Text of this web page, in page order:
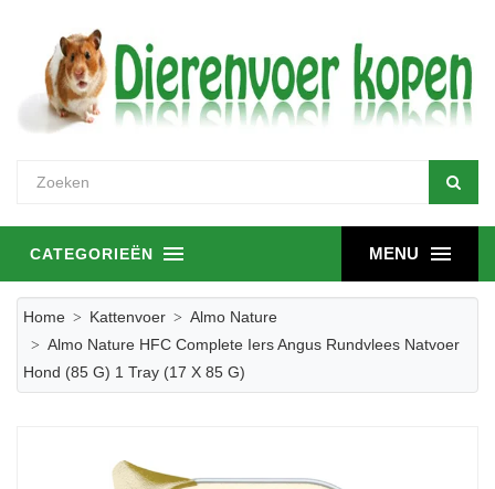
MENU
CATEGORIEËN
Home Kattenvoer
Almo Nature
Almo Nature HFC Complete Iers Angus Rundvlees Natvoer
Hond (85 G) 1 Tray (17 X 85 G)